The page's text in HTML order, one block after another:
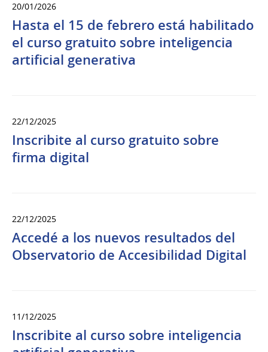
20/01/2026
Hasta el 15 de febrero está habilitado
el curso gratuito sobre inteligencia
artificial generativa
22/12/2025
Inscribite al curso gratuito sobre
firma digital
22/12/2025
Accedé a los nuevos resultados del
Observatorio de Accesibilidad Digital
11/12/2025
Inscribite al curso sobre inteligencia